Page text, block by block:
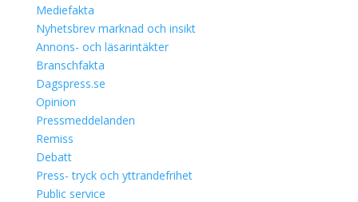
Mediefakta
Nyhetsbrev marknad och insikt
Annons- och läsarintäkter
Branschfakta
Dagspress.se
Opinion
Pressmeddelanden
Remiss
Debatt
Press- tryck och yttrandefrihet
Public service